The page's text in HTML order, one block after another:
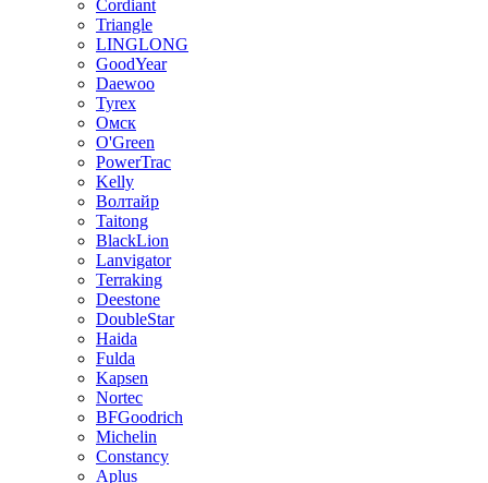
Cordiant
Triangle
LINGLONG
GoodYear
Daewoo
Tyrex
Омск
O'Green
PowerTrac
Kelly
Волтайр
Taitong
BlackLion
Lanvigator
Terraking
Deestone
DoubleStar
Haida
Fulda
Kapsen
Nortec
BFGoodrich
Michelin
Constancy
Aplus